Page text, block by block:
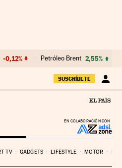
-0,12% Petróleo Brent 2,55%
SUSCRÍBETE
EN COLABORACIÓN CON
TV GADGETS LIFESTYLE MOTOR